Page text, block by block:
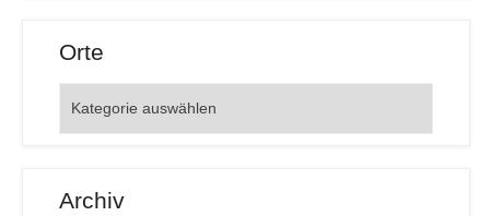
Orte
Archiv